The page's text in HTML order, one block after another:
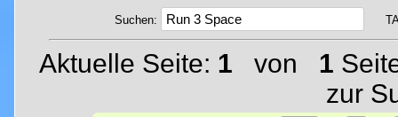
Suchen:
Aktuelle Seite: 1 von 1
zur